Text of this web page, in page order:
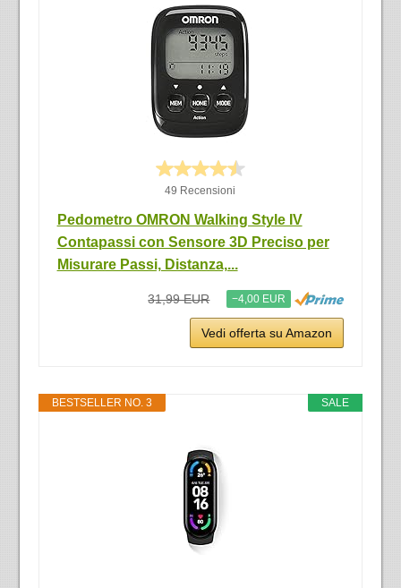
49 Recensioni
Pedometro OMRON Walking Style IV
Contapassi con Sensore 3D Preciso per
Misurare Passi, Distanza,...
31,99 EUR −4,00 EUR
Vedi offerta su Amazon
SALE
BESTSELLER NO. 3